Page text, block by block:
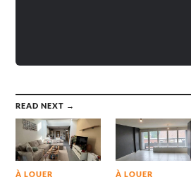
READ NEXT →
À LOUER À LOUER